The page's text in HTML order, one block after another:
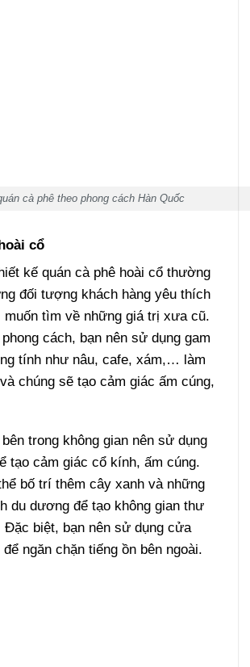
cà phê theo phong cách Hàn Quốc
cổ
kế quán cà phê hoài cổ thường
đối tượng khách hàng yêu thích
muốn tìm về những giá trị xưa cũ.
cách, bạn nên sử dụng gam
tính như nâu, cafe, xám,… làm
và chúng sẽ tạo cảm giác ấm cúng,
trong không gian nên sử dụng
tạo cảm giác cổ kính, ấm cúng.
bố trí thêm cây xanh và những
du dương để tạo không gian thư
Đặc biệt, bạn nên sử dụng cửa
ngăn chặn tiếng ồn bên ngoài.